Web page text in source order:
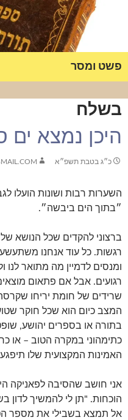
פשט ומסר
בשלח
היכן נמצא ים
כ״ג בטבת תשפ״א
השערות רבות ושונות הועלו
״בתוך הים ביבשה״.
ברצוני להקדים שכל הנושא של
ומנסים לדמיין מה מתואר
רגועים. אבל אם פתאום
שרידים של חומת יריחו
המצב כיום הוא שכל חוקר
בתורה או בספרים יהושע,
כתימהוני במקרה הטוב – או
האמינות המקצועית שלו
אני חושב שהסיבה לפאניקה
הוכחות. "תן לי להמשיך לדון
אל תמצא בשבילי את מספר